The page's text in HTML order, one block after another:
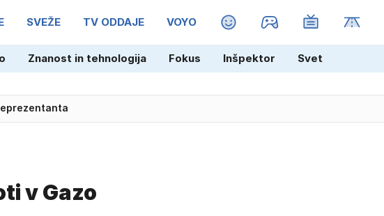
SVEŽE TV ODDAJE VOYO MAGAZIN
Znanost in tehnologija Fokus Inšpektor Svet
v Gazo